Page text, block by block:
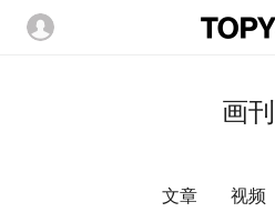
画刊
文章 视频